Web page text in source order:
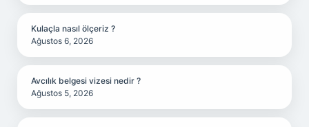
Kulaçla nasıl ölçeriz ?
Ağustos 6, 2026
Avcılık belgesi vizesi nedir ?
Ağustos 5, 2026